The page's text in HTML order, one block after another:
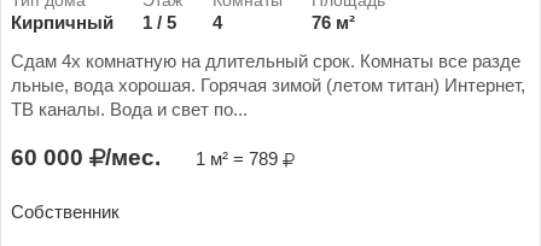
Кирпичный 1 / 5 4
76 м²
Сдам 4х комнатную на длительный срок. Комнаты все разде
льные, вода хорошая. Горячая зимой (летом титан) Интернет,
ТВ каналы. Вода и свет по...
60 000 /мес. 1 м² = 789
Собственник